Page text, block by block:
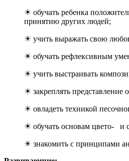
☀ обучать ребенка
принятию других людей;
☀ учить выражать свою
☀ обучать рефлексивным
☀ учить выстраивать
☀ закреплять
☀ овладеть техникой
☀ обучать основам цвето- и
☀ знакомить с принципами